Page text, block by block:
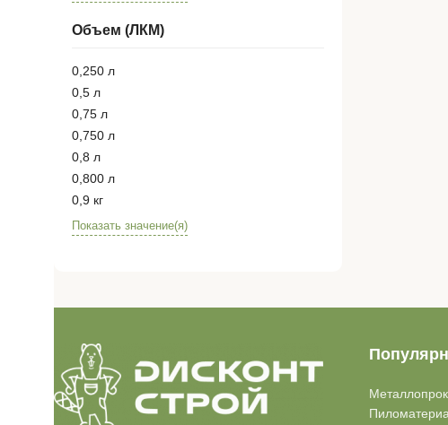
Объем (ЛКМ)
0,250 л
0,5 л
0,75 л
0,750 л
0,8 л
0,800 л
0,9 кг
Показать значение(я)